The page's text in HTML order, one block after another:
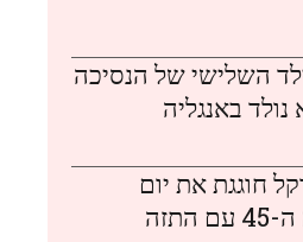
השלישי של הנסיכה
נולד באנגליה
חוגגת את יום